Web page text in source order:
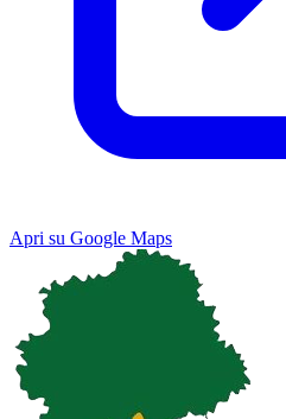
Apri su Google Maps
Map Satellite
Keyboard shortcuts